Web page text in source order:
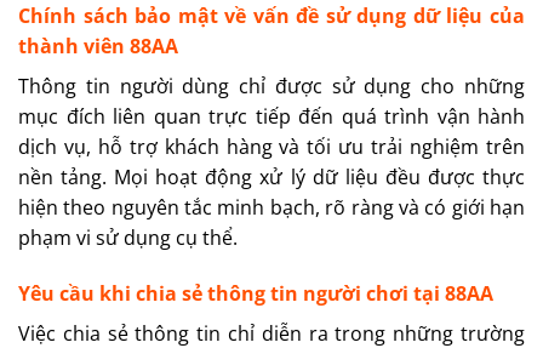
Chính sách bảo mật về vấn đề sử dụng dữ liệu của
thành viên 88AA
Thông tin người dùng chỉ được sử dụng cho những
mục đích liên quan trực tiếp đến quá trình vận hành
dịch vụ, hỗ trợ khách hàng và tối ưu trải nghiệm trên
nền tảng. Mọi hoạt động xử lý dữ liệu đều được thực
hiện theo nguyên tắc minh bạch, rõ ràng và có giới hạn
phạm vi sử dụng cụ thể.
Yêu cầu khi chia sẻ thông tin người chơi tại 88AA
Việc chia sẻ thông tin chỉ diễn ra trong những trường